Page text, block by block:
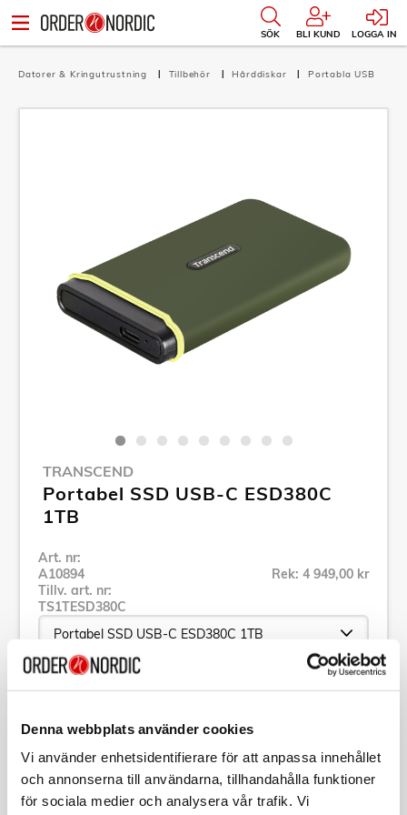
Denna webbplats använder cookies
Vi använder enhetsidentifierare för att anpassa innehållet
och annonserna till användarna, tillhandahålla funktioner
för sociala medier och analysera vår trafik. Vi
SÖK BLI KUND LOGGA IN
Datorer & Kringutrustning Tillbehör Hårddiskar Portabla USB
TRANSCEND
Portabel SSD USB-C ESD380C
1TB
Art. nr:
A10894
Tillv. art. nr:
TS1TESD380C
Rek: 4 949,00 kr
Se alla produkter inom Transcend
Specifikation
Beskrivning